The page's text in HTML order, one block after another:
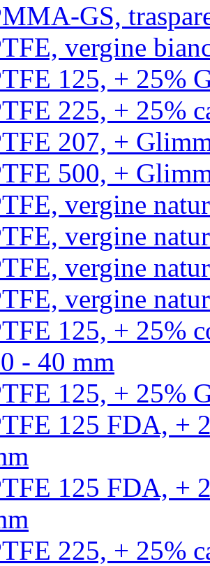
GS,
vergine
125, + 25%
225, + 25%
207, +
500, +
vergine
vergine
vergine
vergine
125, + 25%
- 40 mm
125, + 25%
125 FDA, +
125 FDA, +
225, + 25%